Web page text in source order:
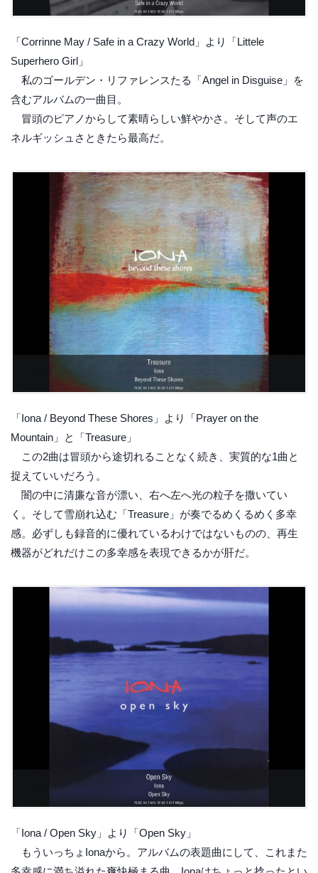
「Corrinne May / Safe in a Crazy World」より「Littele
Superhero Girl」
私のゴールデン・リファレンスたる「Angel in Disguise」を
含むアルバムの一曲目。
冒頭のピアノからして素晴らしい鮮やかさ。そして声のエ
ネルギッシュさときたら最高だ。
「Iona / Beyond These Shores」より「Prayer on the
Mountain」と「Treasure」
この2曲は冒頭から途切れることなく続き、実質的な1曲と
捉えていいだろう。
闇の中に清廉な音が漂い、右へ左へ光の粒子を撒いてい
く。そして雪崩れ込む「Treasure」が奏でるめくるめく多幸
感。必ずしも録音的に優れているわけではないものの、再生
機器がどれだけこの多幸感を表現できるかが肝だ。
「Iona / Open Sky」より「Open Sky」
もういっちょIonaから。アルバムの表題曲にして、これまた